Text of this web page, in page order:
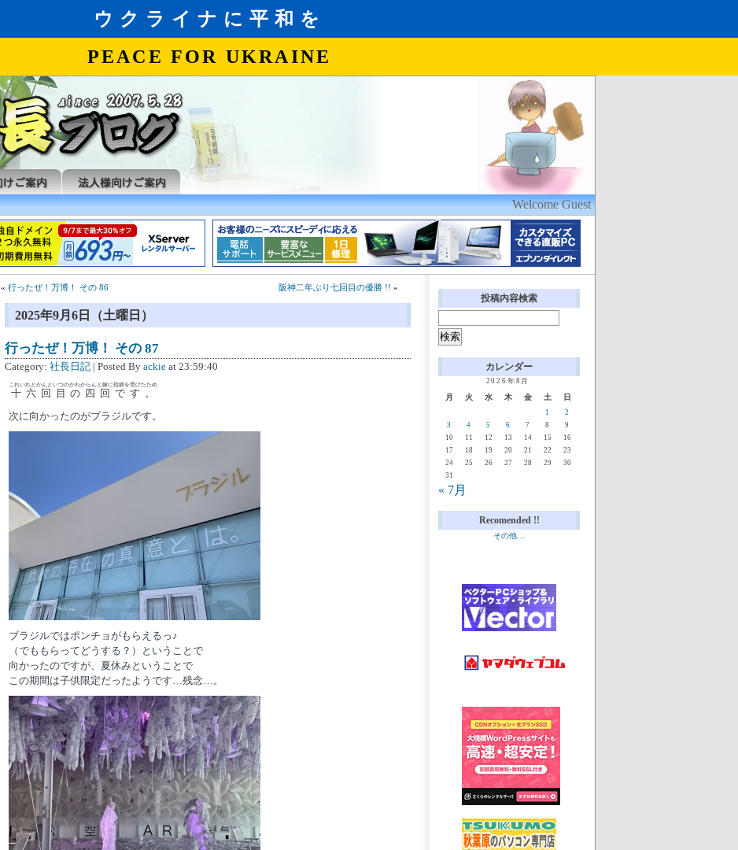
Welcome Guest
« 行ったぜ！万博！ その 86 阪神二年ぶり七回目の優勝 !! »
2025年9月6日（土曜日）
行ったぜ！万博！ その 87
Category: 社長日記 | Posted By ackie at 23:59:40
十六回目の四回です。
これいれとかんといつのかわからんと嫁に指摘を受けたため
次に向かったのがブラジルです。
ブラジルではポンチョがもらえるっ♪
（でももらってどうする？）ということで
向かったのですが、夏休みということで
この期間は子供限定だったようです…残念…。
投稿内容検索
カレンダー
2026年8月
月 火 水 木 金 土 日
1
2
3
4 5 6 7 8
9
10
11 12 13 14 15
16
17
18 19 20 21 22
23
24
25 26 27 28 29
30
31
« 7月
Recomended !!
その他…